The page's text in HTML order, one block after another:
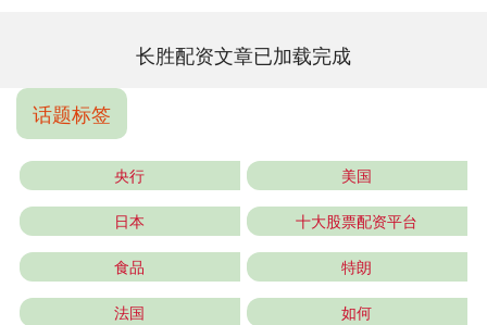
长胜配资文章已加载完成
话题标签
央行 美国
日本 十大股票配资平台
食品 特朗
法国 如何